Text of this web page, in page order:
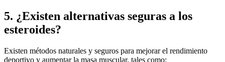
5. ¿Existen alternativas seguras a los
esteroides?
Existen métodos naturales y seguros para mejorar el rendimiento
deportivo y aumentar la masa muscular, tales como: